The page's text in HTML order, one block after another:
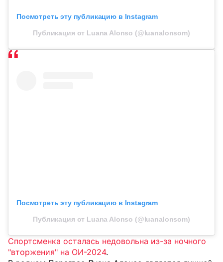
Посмотреть эту публикацию в Instagram
Публикация от Luana Alonso (@luanalonsom)
Посмотреть эту публикацию в Instagram
Публикация от Luana Alonso (@luanalonsom)
Спортсменка осталась недовольна из-за ночного
"вторжения" на ОИ-2024.